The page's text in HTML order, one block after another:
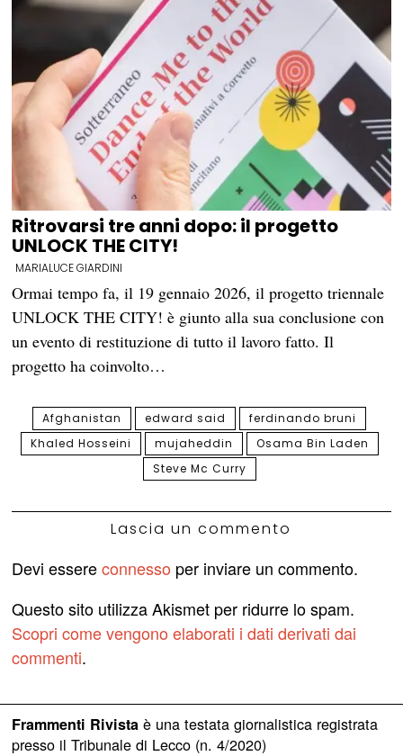
Ritrovarsi tre anni dopo: il progetto
UNLOCK THE CITY!
MARIALUCE GIARDINI
Ormai tempo fa, il 19 gennaio 2026, il progetto triennale
UNLOCK THE CITY! è giunto alla sua conclusione con
un evento di restituzione di tutto il lavoro fatto. Il
progetto ha coinvolto…
Afghanistan edward said
ferdinando bruni
Khaled Hosseini
mujaheddin
Osama Bin Laden
Steve Mc Curry
Lascia un commento
Devi essereconnesso per inviare un commento.
Questo sito utilizza Akismet per ridurre lo spam.
Scopri come vengono elaborati i dati derivati dai
commenti.
Frammenti Rivistaè una testata giornalistica registrata
presso il Tribunale di Lecco (n. 4/2020)